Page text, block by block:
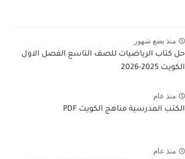
منذ بضع شهور
حل كتاب الرياضيات للصف التاسع الفصل الاول
الكويت 2025-2026
منذ عام
الكتب المدرسية مناهج الكويت PDF
منذ عام